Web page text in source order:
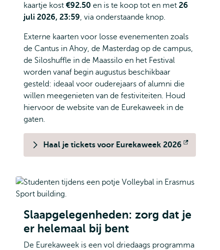
kaartje kost €92.50 en is te koop tot en met 26
juli 2026, 23:59, via onderstaande knop.
Externe kaarten voor losse evenementen zoals
de Cantus in Ahoy, de Masterdag op de campus,
de Siloshuffle in de Maassilo en het Festival
worden vanaf begin augustus beschikbaar
gesteld: ideaal voor ouderejaars of alumni die
willen meegenieten van de festiviteiten. Houd
hiervoor de website van de Eurekaweek in de
gaten.
Haal je tickets voor Eurekaweek 2026
Opent
Slaapgelegenheden: zorg dat je
er helemaal bij bent
De Eurekaweek is een vol driedaags programma